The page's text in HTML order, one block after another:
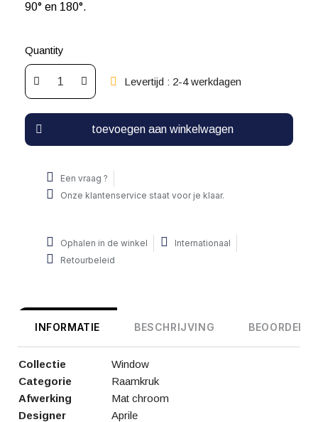
90° en 180°.
Quantity
Levertijd : 2-4 werkdagen
toevoegen aan winkelwagen
Een vraag ?
Onze klantenservice staat voor je klaar.
Ophalen in de winkel
Internationaal
Retourbeleid
INFORMATIE BESCHRIJVING
Collectie
Window
Categorie
Raamkruk
Afwerking
Mat chroom
Designer
Aprile